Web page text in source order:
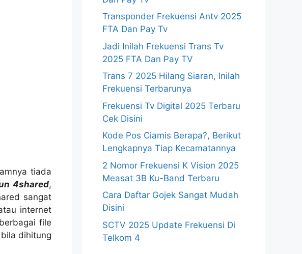
tiada
4shared,
sangat
internet
file
dihitung
Transponder Frekuensi Antv 2025
FTA Dan Pay Tv
Jadi Inilah Frekuensi Trans Tv
2025 FTA Dan Pay TV
Trans 7 2025 Hilang Siaran, Inilah
Frekuensi Terbarunya
Frekuensi Tv Digital 2025 Terbaru
Cek Disini
Kode Pos Ciamis Berapa?, Berikut
Lengkapnya Tiap Kecamatannya
2 Nomor Frekuensi K Vision 2025
Measat 3B Ku-Band Terbaru
Cara Daftar Gojek Sangat Mudah
Disini
SCTV 2025 Update Frekuensi Di
Telkom 4